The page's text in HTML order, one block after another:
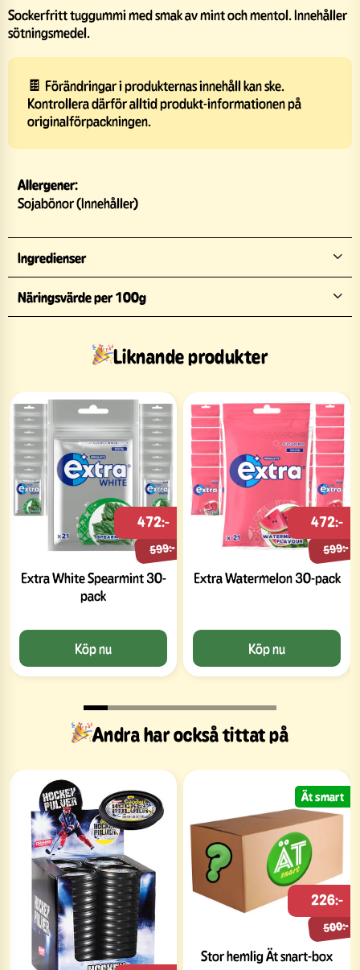
Sockerfritt tuggummi med smak av mint och mentol. Innehåller
sötningsmedel.
🍫 Förändringar i produkternas innehåll kan ske.
Kontrollera därför alltid produkt-informationen på
originalförpackningen.
Allergener:
Sojabönor (Innehåller)
Ingredienser
Näringsvärde per 100g
Liknande produkter
Extra White Spearmint 30-
pack
599:-
472:-
Köp nu
Extra Watermelon 30-pack
599:-
472:-
Köp nu
Andra har också tittat på
Stor hemlig Ät snart-box
500:-
226:-
Ät smart